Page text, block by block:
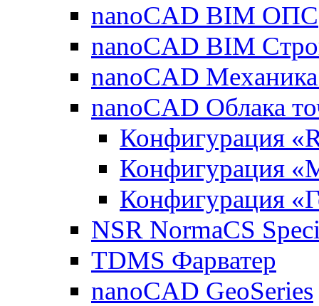
nanoCAD BIM ОПС
nanoCAD BIM
nanoCAD
nanoCAD Облака
Конфигурация
Конфигурация
Конфигурация
NSR NormaCS
TDMS Фарватер
nanoCAD GeoSeries